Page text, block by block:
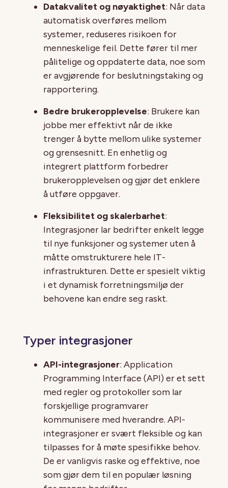
Datakvalitet og nøyaktighet: Når data
automatisk overføres mellom
systemer, reduseres risikoen for
menneskelige feil. Dette fører til mer
pålitelige og oppdaterte data, noe som
er avgjørende for beslutningstaking og
rapportering.
Bedre brukeropplevelse: Brukere kan
jobbe mer effektivt når de ikke
trenger å bytte mellom ulike systemer
og grensesnitt. En enhetlig og
integrert plattform forbedrer
brukeropplevelsen og gjør det enklere
å utføre oppgaver.
Fleksibilitet og skalerbarhet:
Integrasjoner lar bedrifter enkelt legge
til nye funksjoner og systemer uten å
måtte omstrukturere hele IT-
infrastrukturen. Dette er spesielt viktig
i et dynamisk forretningsmiljø der
behovene kan endre seg raskt.
Typer integrasjoner
API-integrasjoner: Application
Programming Interface (API) er et sett
med regler og protokoller som lar
forskjellige programvarer
kommunisere med hverandre. API-
integrasjoner er svært fleksible og kan
tilpasses for å møte spesifikke behov.
De er vanligvis raske og effektive, noe
som gjør dem til en populær løsning